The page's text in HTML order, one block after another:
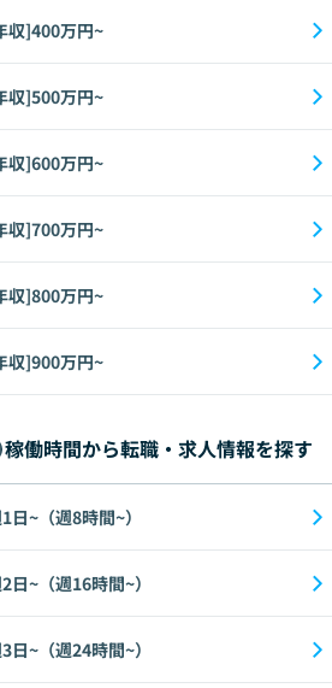
収]400万円~
収]500万円~
収]600万円~
収]700万円~
収]800万円~
収]900万円~
稼働時間から転職・求人情報を探す
日~（週8時間~）
日~（週16時間~）
日~（週24時間~）